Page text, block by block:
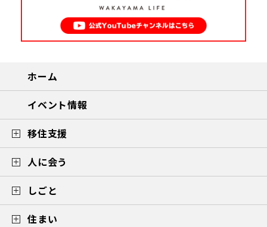
ホーム
イベント情報
移住支援
人に会う
しごと
住まい